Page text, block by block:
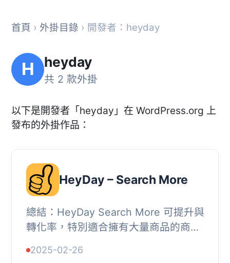
首頁 › 外掛目錄 › 開發者：heyday
H heyday
共 2 款外掛
以下是開發者「heyday」在 WordPress.org 上
發布的外掛作品：
HeyDay – Search More
總結：HeyDay Search More 可提升與
轉化率，特別適合擁有大量商品的商
將潛在流失轉化為銷售，減少用戶放棄
2025-02-26